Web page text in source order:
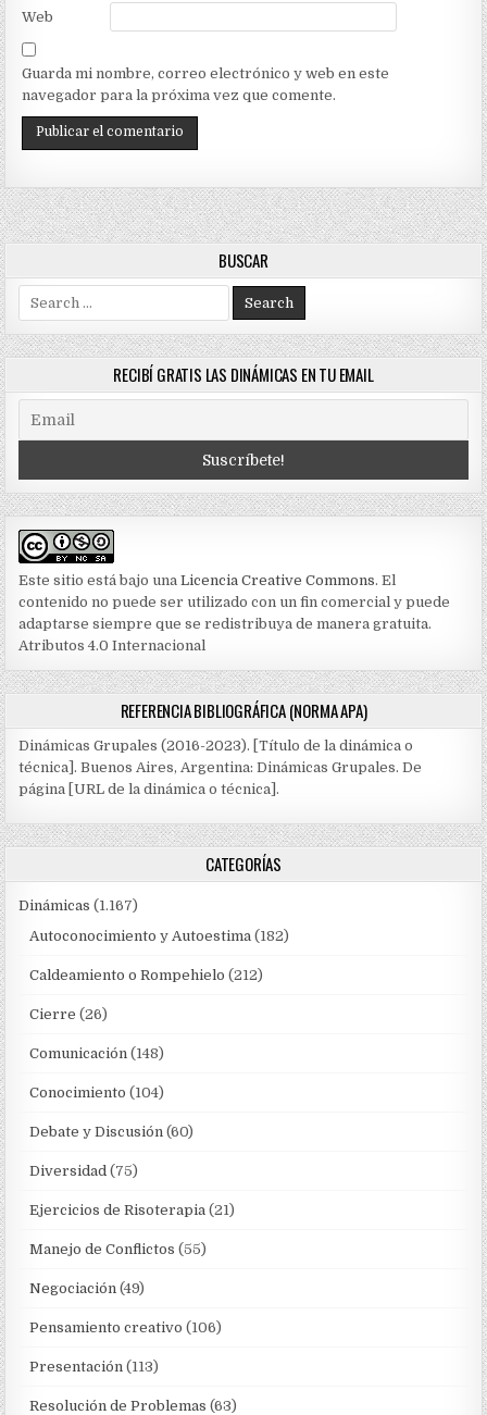
Web
Guarda mi nombre, correo electrónico y web en este
navegador para la próxima vez que comente.
BUSCAR
for:
RECIBÍ GRATIS LAS DINÁMICAS EN TU EMAIL
Este sitio está bajo unaLicencia Creative Commons. El
contenido no puede ser utilizado con un fin comercial y puede
adaptarse siempre que se redistribuya de manera gratuita.
Atributos 4.0 Internacional
REFERENCIA BIBLIOGRÁFICA (NORMA APA)
Dinámicas Grupales (2016-2023). [Título de la dinámica o
técnica]. Buenos Aires, Argentina: Dinámicas Grupales. De
página [URL de la dinámica o técnica].
CATEGORÍAS
Dinámicas (1.167)
Autoconocimiento y Autoestima (182)
Caldeamiento o Rompehielo (212)
Cierre (26)
Comunicación (148)
Conocimiento (104)
Debate y Discusión (60)
Diversidad (75)
Ejercicios de Risoterapia (21)
Manejo de Conflictos (55)
Negociación (49)
Pensamiento creativo (106)
Presentación (113)
Resolución de Problemas (63)